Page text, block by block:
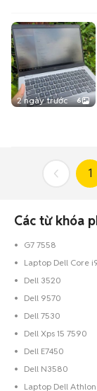
2 ngày trước 6
1
Các từ khóa
G7 7558
Laptop Dell Core
Dell 3520
Dell 9570
Dell 7530
Dell Xps 15 7590
Dell E7450
Dell N3580
Laptop Dell Athlon